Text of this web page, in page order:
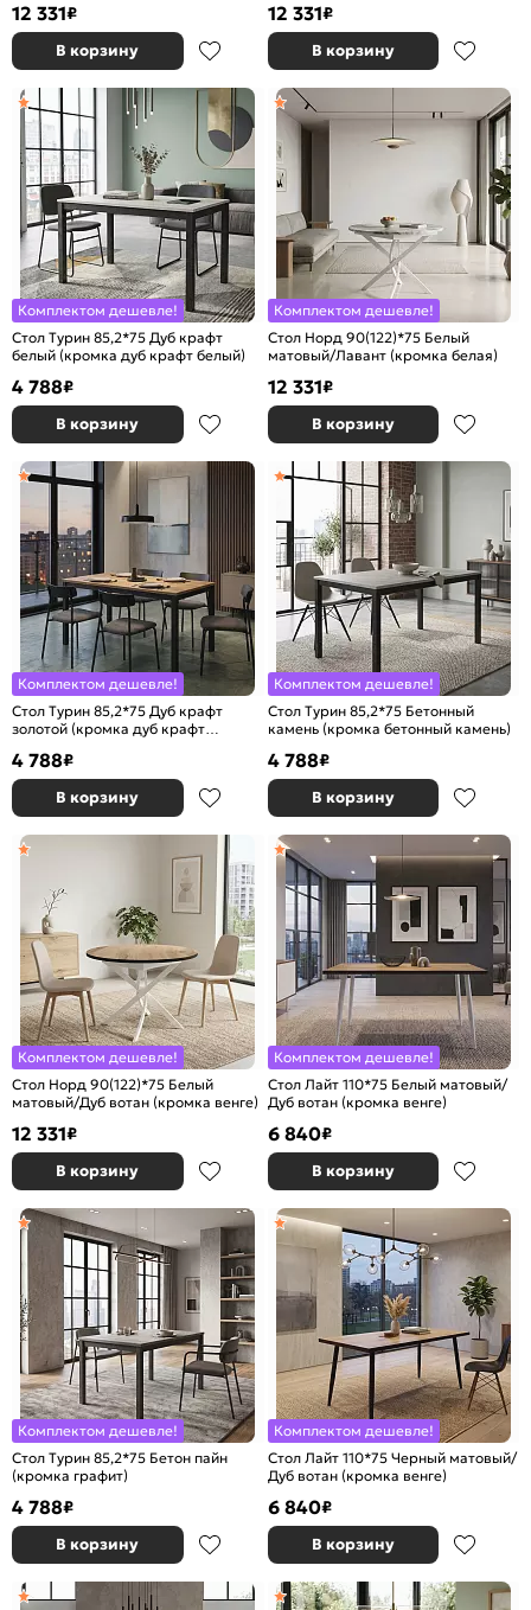
12 331₽
В корзину
12 331₽
В корзину
Комплектом дешевле!
Стол Турин 85,2*75 Дуб крафт
белый (кромка дуб крафт белый)
4 788₽
В корзину
Комплектом дешевле!
Стол Норд 90(122)*75 Белый
матовый/Лавант (кромка белая)
12 331₽
В корзину
Комплектом дешевле!
Стол Турин 85,2*75 Дуб крафт
золотой (кромка дуб крафт
4 788₽
В корзину
Комплектом дешевле!
Стол Турин 85,2*75 Бетонный
камень (кромка бетонный камень)
4 788₽
В корзину
Комплектом дешевле!
Стол Норд 90(122)*75 Белый
матовый/Дуб вотан (кромка венге)
12 331₽
В корзину
Комплектом дешевле!
Стол Лайт 110*75 Белый матовый/
Дуб вотан (кромка венге)
6 840₽
В корзину
Комплектом дешевле!
Стол Турин 85,2*75 Бетон пайн
(кромка графит)
4 788₽
В корзину
Комплектом дешевле!
Стол Лайт 110*75 Черный матовый/
Дуб вотан (кромка венге)
6 840₽
В корзину